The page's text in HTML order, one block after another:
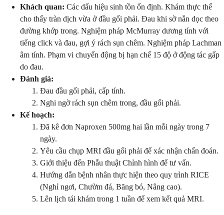
Khách quan: Các dấu hiệu sinh tồn ổn định. Khám thực thể
cho thấy tràn dịch vừa ở đầu gối phải. Đau khi sờ nắn dọc theo
đường khớp trong. Nghiệm pháp McMurray dương tính với
tiếng click và đau, gợi ý rách sụn chêm. Nghiệm pháp Lachman
âm tính. Phạm vi chuyển động bị hạn chế 15 độ ở động tác gấp
do đau.
Đánh giá:
Đau đầu gối phải, cấp tính.
Nghi ngờ rách sụn chêm trong, đầu gối phải.
Kế hoạch:
Đã kê đơn Naproxen 500mg hai lần mỗi ngày trong 7
ngày.
Yêu cầu chụp MRI đầu gối phải để xác nhận chẩn đoán.
Giới thiệu đến Phẫu thuật Chỉnh hình để tư vấn.
Hướng dẫn bệnh nhân thực hiện theo quy trình RICE
(Nghỉ ngơi, Chườm đá, Băng bó, Nâng cao).
Lên lịch tái khám trong 1 tuần để xem kết quả MRI.